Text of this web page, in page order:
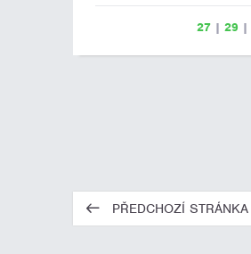
27| 29 |
PŘEDCHOZÍ STRÁNKA